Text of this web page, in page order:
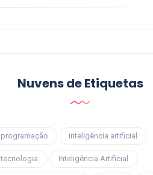
Nuvens de Etiquetas
programação inteligência artificial
tecnologia Inteligência Artificial